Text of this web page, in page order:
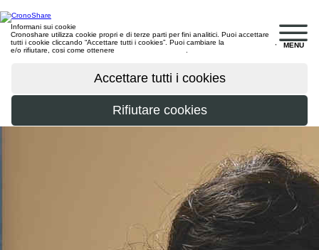
MENU
Informani sui cookie
Cronoshare utilizza cookie propri e di terze parti per fini analitici. Puoi accettare
tutti i cookie cliccando “Accettare tutti i cookies”. Puoi cambiare la
e/o rifiutare, cosi come ottenere